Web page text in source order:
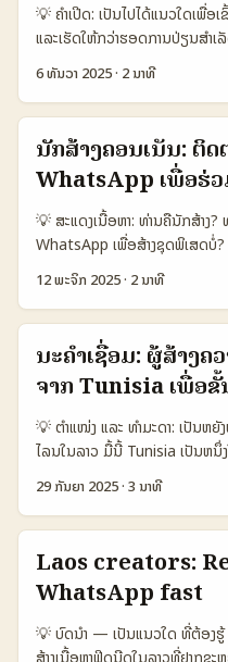
💡 ຄຳເປີດ: ເປັນໄປໄດ້ແນວໃດເພື່ອ
ແລະເຮັດໃຫ້ກວ່າຮອດການປ່ຽນສຳເ
ເປັນເຄຣເອເອະໂຟເກີທີ່ຢາກບິນຊ່ອງ
ຂະໜາດຜວນແຕ່ສົນໃຈການເອີ້ນຜ່າ
ຄົນໃຊ້ຢ່າງແຮງ ແລະຟັງສົນທ່ານດ້
ຂອງ Mibanco ທີ່ປະກາດປະສົບຜົ
ເປັນຊ່ອງທຳອິດ (ເອກະສານອ້າງອີງ
ວ່າການຕິດຕໍ່ທີ່ແຂງແນ່ໃນ
ແຕ່ມັນຕ້ອງມີ CTA ທີ່ຊັດ, ທັນທີ ແ
ການຈັດການ outreach ຈາກລາວໄ
WhatsApp ເພື່ອເພີ່ມ
ຂໍ້ມູນ: ການເປັນຕຽງລະຫວ່າງຕຳແໜ່ງ
Monthly Active 4.500.000
14% 3% 2% ⏱️ Avg
Message Open Rate 98%
WhatsApp ມີ reach ແລະ
ອູເຣຍ, ທ່ານຈຳເປັນຕ້ອງເອົາໃຈກາ
ຕ້ອງການ. ...
6 ທັນວາ 2025· 2 ນາທີ
ນັກສ້າງຄອນເນັນ: ຕິ
WhatsApp ເພື່ອຮ່
💡 ສະແດງເນື້ອຫາ: ທ່ານຄືນັກສ້າງ
WhatsApp ເພື່ອສ້າງຊຸດພິເສດບໍ່
ແລະການຕິດຕໍ່ຢ່າງສົດໃສແມ່ນເປັ
ຄົນເຮົາຕ້ອງການແລະວິທີການນຳໃຊ້
ນໍາທ່ານຈາກ Laos ຜ່ານກ່ອນຂັ້ນ
ຕັ້ງຂໍ້ສະເໜີໃນ WhatsApp, ການ
— ທັງນີ້ຍືນຢືນດ້ວຍແນວຄິດຈາກແ
ຕາຕະລາງ Data Snapshot: ກາ
(Channels) ສຳລັບການຕິດຕໍ່ຍີ່
Instagram DM LinkedIn
1.200.000 800.000
22% ⏱️ Avg Reply Time
High ຕາຕະລາງນີ້ສະແດງວ່າ
ສັນຍານຄວາມສ່ວນຕົວສູງ, ແຕ່
ການຕິດຕໍ່ທາງທຳມະຊາດທຸລະກິດ. ສົ
ກັນແມ່ນທາງເລືອກທີ່ດີ. ...
12 ພະຈິກ 2025· 2 ນາທີ
ນະຄໍາເຊື່ອມ: ຜູ້ສ້າງ
ຈາກ Tunisia ເພື່ອຂັ້
💡 ຕຳແໜ່ງ ແລະ ທຳມະດາ: ເປັນຫ
ໄລນໃນລາວ ມື້ນີ້ Tunisia ເປັນຫ
“trending” ໃນໂລກ — ບາງວິທີທີ່
ສານຫຼາຍ ຊ່ວຍດຶງດູດຄວາມສົນໃຈໃ
ທະເລ, ແລະທະລຶງແບບໜ່ອງພິເສດ.
ບັນທຶກລາຍງານຂ່າວແລະການເກັບ
ຂາຍໃນລາວທີ່ຢາກຂະຫຍາຍການຂາ
WhatsApp ແຮງຂອງຄວາມຕັ້ງໃ
ເໝາະກັບຊະນິດສິນຄ້າ, ປະກອບລ
29 ກັນຍາ 2025·3 ນາທີ
Laos creators:
WhatsApp fast
💡 ບົດນໍາ — ເປັນແນວໃດ ທີ່ຕ້ອງ